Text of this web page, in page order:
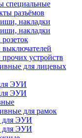
специальные
разъёмов
накладки
накладки
устройств
для лицевых
ЭУИ
ЭУИ
для рамок
для ЭУИ
для ЭУИ